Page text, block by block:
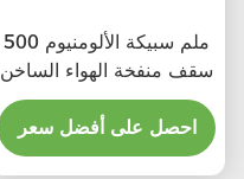
500 ملم سبيكة الألومنيوم
سقف منفخة الهواء الساخن
احصل على أفضل سعر